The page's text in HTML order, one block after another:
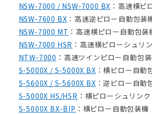
NSW-7000 / NSW-7000 BX ：高速横ピ
NSW-7600 BX ：高速逆ピロー自動包装
NSW-7000 MT ：高速横ピロー自動包装
NSW-7000 HSR ：高速横ピローシュリ
NTW-7000 ：高速ツインピロー自動包
S-5000X / S-5000X BX ：横ピロー自動
S-5600X / S-5600X BX ：逆ピロー自動
S-5000X HS/HSR ：横ピローシュリン
S-5000X BX-BIP ：横ピロー自動包装機